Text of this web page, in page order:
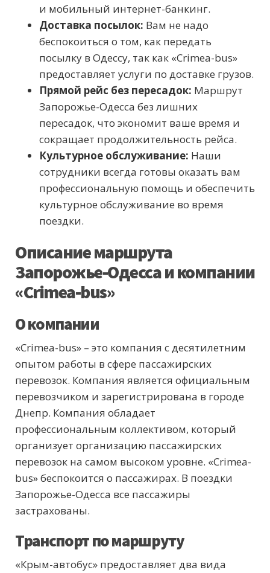
и мобильный интернет-банкинг.
Доставка посылок: Вам не надо
беспокоиться о том, как передать
посылку в Одессу, так как «Crimea-bus»
предоставляет услуги по доставке грузов.
Прямой рейс без пересадок: Маршрут
Запорожье-Одесса без лишних
пересадок, что экономит ваше время и
сокращает продолжительность рейса.
Культурное обслуживание: Наши
сотрудники всегда готовы оказать вам
профессиональную помощь и обеспечить
культурное обслуживание во время
поездки.
Описание маршрута
Запорожье-Одесса и компании
«Crimea-bus»
О компании
«Crimea-bus» – это компания с десятилетним
опытом работы в сфере пассажирских
перевозок. Компания является официальным
перевозчиком и зарегистрирована в городе
Днепр. Компания обладает
профессиональным коллективом, который
организует организацию пассажирских
перевозок на самом высоком уровне. «Crimea-
bus» беспокоится о пассажирах. В поездки
Запорожье-Одесса все пассажиры
застрахованы.
Транспорт по маршруту
«Крым-автобус» предоставляет два вида